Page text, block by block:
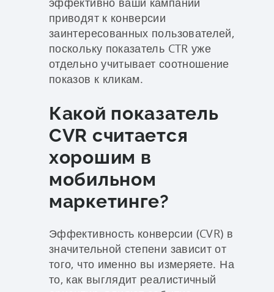
приводят к конверсии
заинтересованных пользователей,
поскольку показатель CTR уже
отдельно учитывает соотношение
показов к кликам.
Какой показатель
CVR считается
хорошим в
мобильном
маркетинге?
Эффективность конверсии (CVR) в
значительной степени зависит от
того, что именно вы измеряете. На
то, как выглядит реалистичный